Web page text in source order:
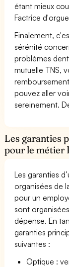
étant mieux
Factrice
Finalement,
sérénité
problèmes
mutuelle TNS,
pouvez aller
sereinement.
Les garanties
pour le métier
Les garanties
organisées de
pour un
sont
dépense. En
garanties
suivantes :
Optique :